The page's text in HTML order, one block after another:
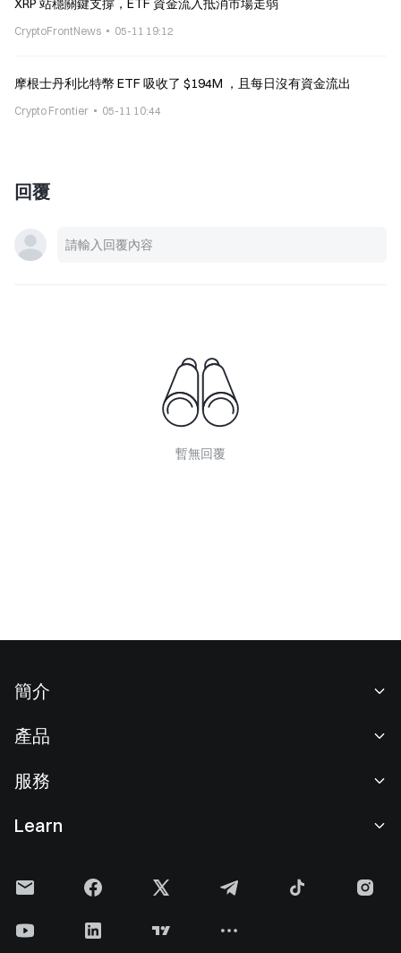
XRP 站穩關鍵支撐，ETF 資金流入抵消市場走弱
CryptoFrontNews 05-11 19:12
摩根士丹利比特幣 ETF 吸收了 $194M ，且每日沒有資金流出
Crypto Frontier 05-11 10:44
回覆
暫無回覆
簡介
新聞中心
Cookie 政策
產品
現貨交易
理財中心
服務
費率標準
Learn
Gate 快訊